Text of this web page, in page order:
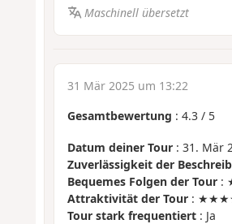
Maschinell übersetzt
31 Mär 2025 um 13:22
Gesamtbewertung : 4.3/ 5
Datum deiner Tour: 31. Mär
Zuverlässigkeit der
Bequemes Folgen der Tour:
Attraktivität der Tour:
Tour stark frequentiert: Ja